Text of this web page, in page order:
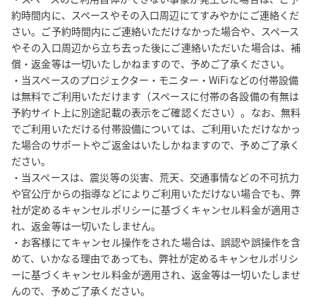
約時間内に、スペースやその入口周辺にてすみやかにご連絡くだ
さい。ご予約時間内にご連絡いただけなかった場合や、スペース
やその入口周辺から立ち去った後にご連絡いただいた場合は、補
償・返金等は一切いたしかねますので、予めご了承ください。
・当スペースのプロジェクター・モニター・WiFiなどの付帯設備
は無料でご利用いただけます（スペースに付帯の各設備の有無は
予約サイト上に別途記載の表示をご確認ください）。なお、無料
でご利用いただける付帯設備については、ご利用いただけなかっ
た場合のサポートやご返金はいたしかねますので、予めご了承く
ださい。
・当スペースは、震災等の災害、荒天、交通事情などの不可抗力
や官公庁からの指導などによりご利用いただけない場合でも、弊
社が定めるキャンセルポリシーに基づくキャンセル料金が適用さ
れ、返金等は一切いたしません。
・お客様にてキャンセル操作をされた場合は、誤認や誤操作を含
めて、いかなる理由であっても、弊社が定めるキャンセルポリシ
ーに基づくキャンセル料金が適用され、返金等は一切いたしませ
んので、予めご了承ください。